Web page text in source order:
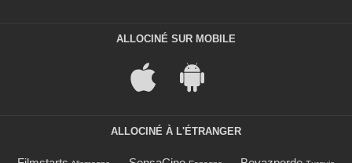
ALLOCINÉ SUR MOBILE
ALLOCINÉ À L'ÉTRANGER